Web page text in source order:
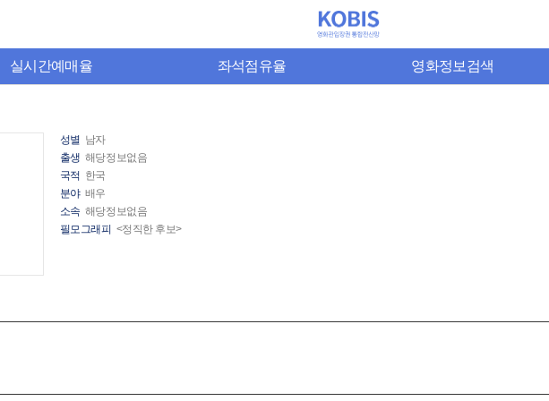
실시간예매율 좌석점유율 영화정보검색
성별 남자
출생 해당정보없음
국적 한국
분야 배우
소속 해당정보없음
필모그래피 <정직한 후보>